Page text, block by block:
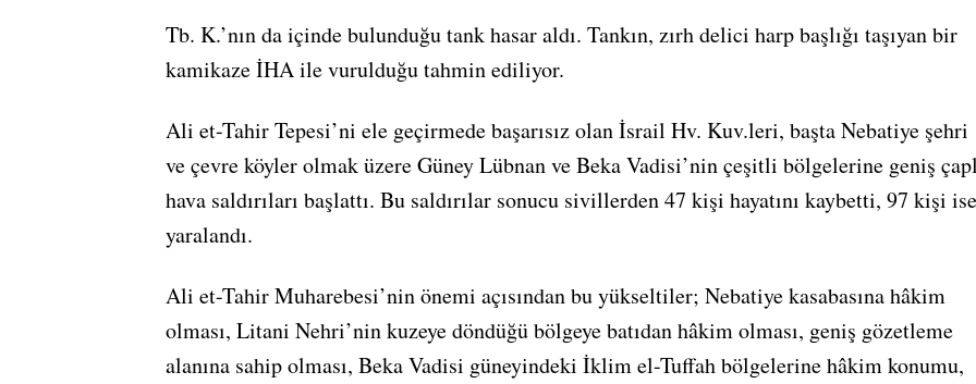
Tb. K.’nın da içinde bulunduğu tank hasar aldı. Tankın, zırh delici harp başlığı taşıyan bir
kamikaze İHA ile vurulduğu tahmin ediliyor.
Ali et-Tahir Tepesi’ni ele geçirmede başarısız olan İsrail Hv. Kuv.leri, başta Nebatiye şehri
ve çevre köyler olmak üzere Güney Lübnan ve Beka Vadisi’nin çeşitli bölgelerine geniş
hava saldırıları başlattı. Bu saldırılar sonucu sivillerden 47 kişi hayatını kaybetti, 97 kişi ise
yaralandı.
Ali et-Tahir Muharebesi’nin önemi açısından bu yükseltiler; Nebatiye kasabasına hâkim
olması, Litani Nehri’nin kuzeye döndüğü bölgeye batıdan hâkim olması, geniş gözetleme
alanına sahip olması, Beka Vadisi güneyindeki İklim el-Tuffah bölgelerine hâkim konumu,